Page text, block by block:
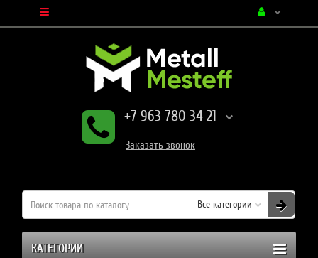
+7 963 780 34 21
Заказать звонок
Все категории
КАТЕГОРИИ